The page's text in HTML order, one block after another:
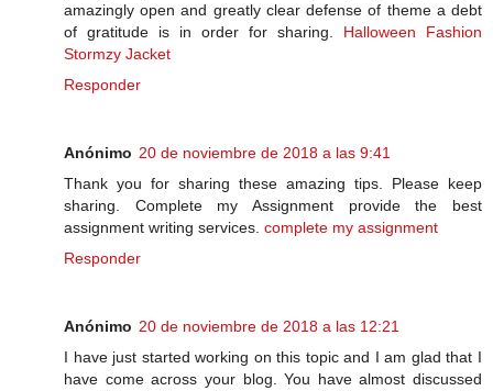
amazingly open and greatly clear defense of theme a debt
of gratitude is in order for sharing. Halloween Fashion
Stormzy Jacket
Responder
Anónimo 20 de noviembre de 2018 a las 9:41
Thank you for sharing these amazing tips. Please keep
sharing. Complete my Assignment provide the best
assignment writing services. complete my assignment
Responder
Anónimo 20 de noviembre de 2018 a las 12:21
I have just started working on this topic and I am glad that I
have come across your blog. You have almost discussed